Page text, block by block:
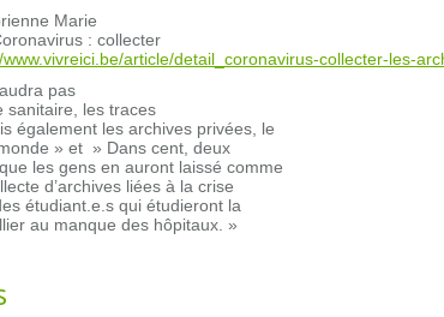
Marie
: collecter
www.vivreici.be/article/detail_coronavirus-collecter-les-
pas
sanitaire, les traces
également les archives privées, le
» et » Dans cent, deux
les gens en auront laissé comme
d’archives liées à la crise
étudiant.e.s qui étudieront la
au manque des hôpitaux. »